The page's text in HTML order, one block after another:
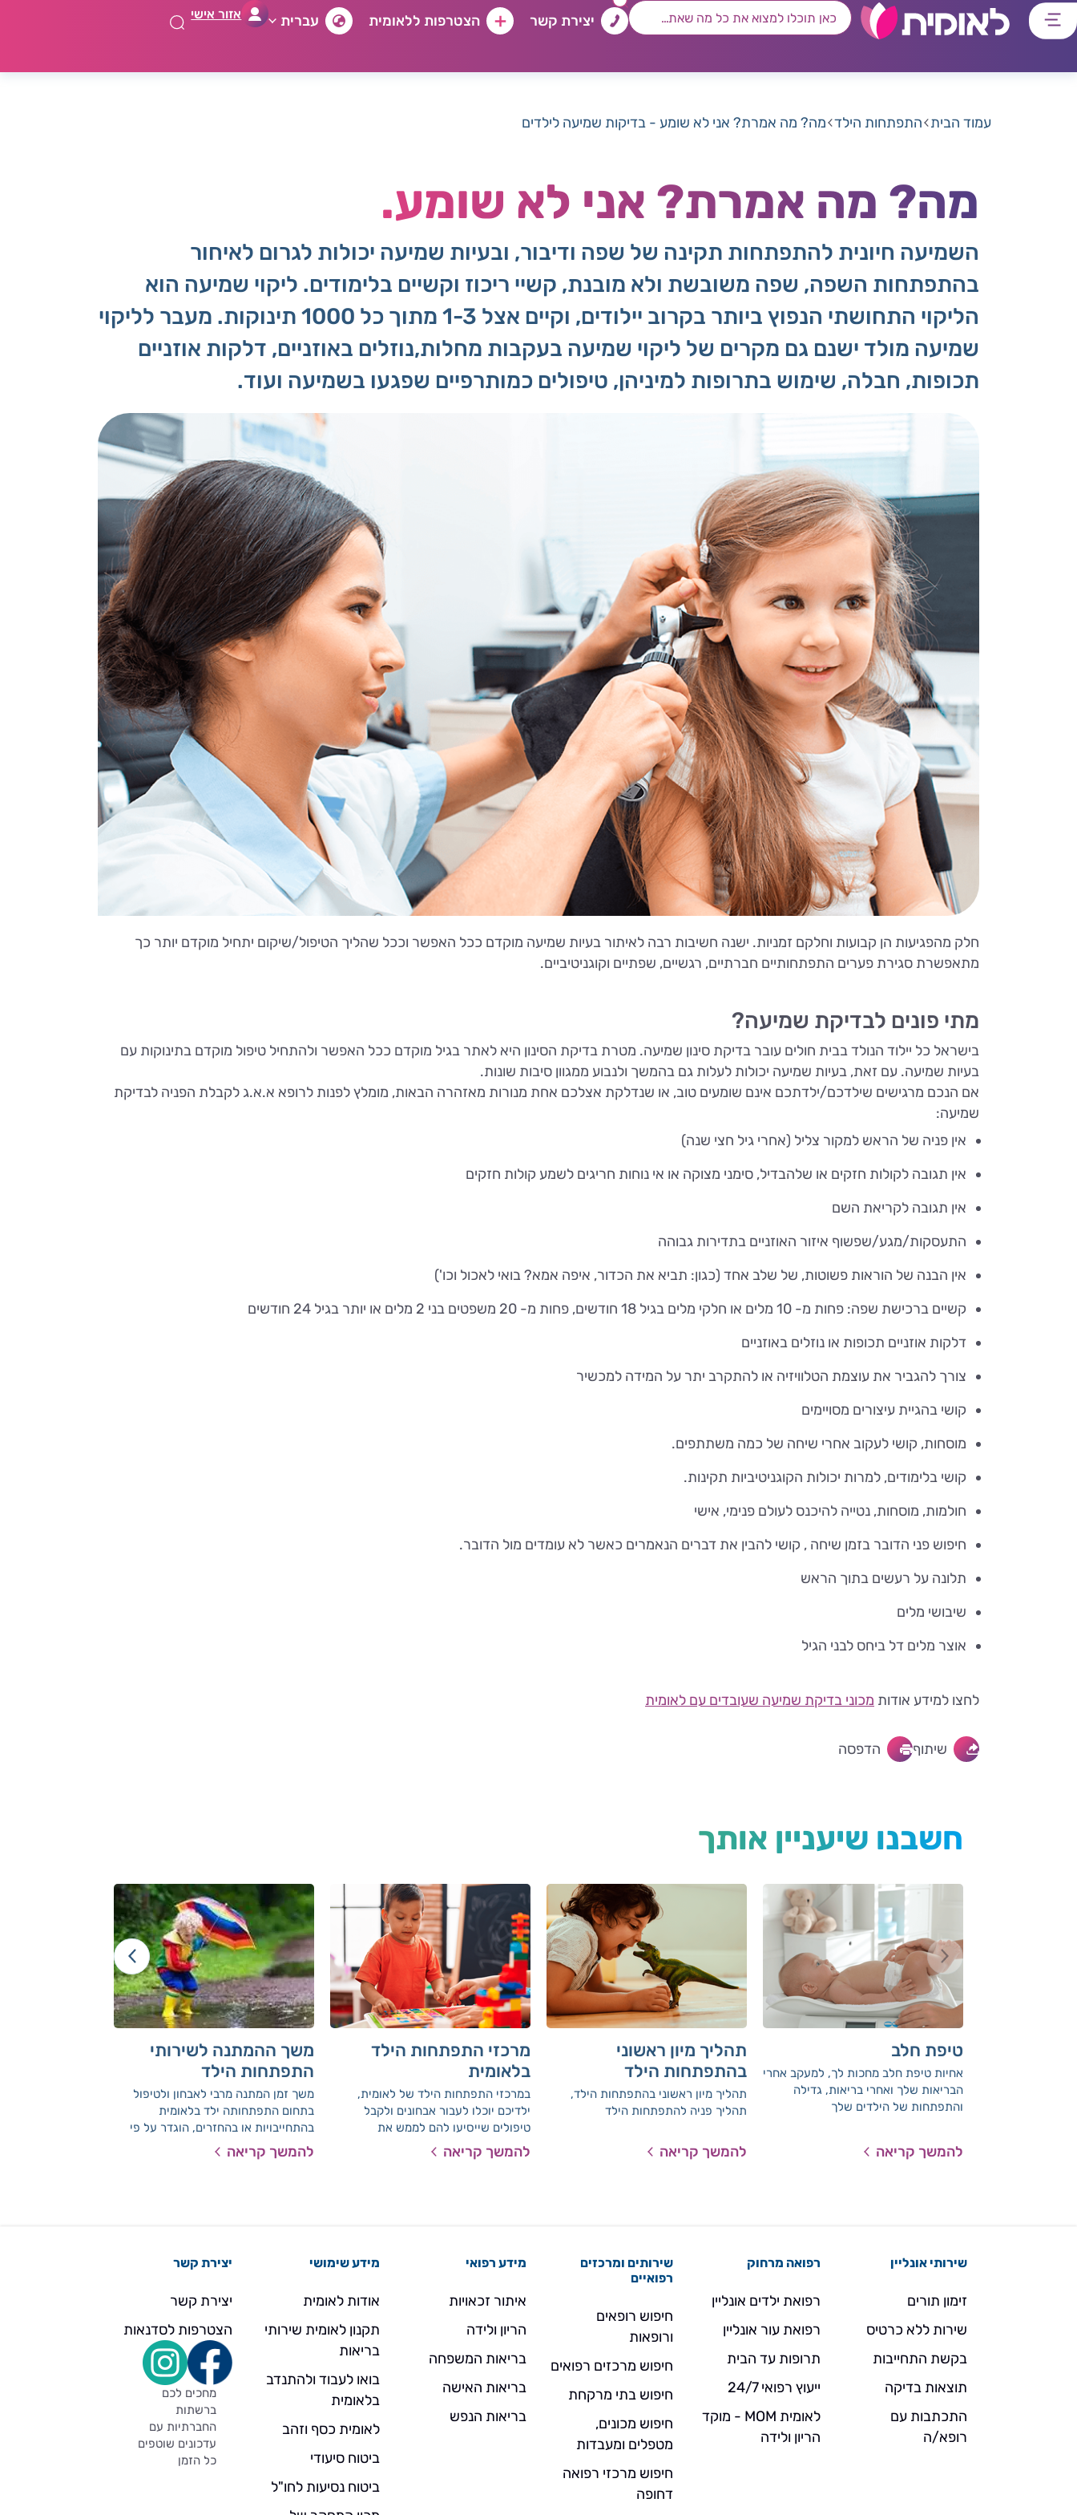
דלג
דלג
דלג
דלג
יצירת קשר הצטרפות ללאומית עברית אזור אישי
עמוד הבית התפתחות הילד מה? מה אמרת? אני לא שומע - בדיקות שמיעה לילדים
מה? מה אמרת? אני לא שומע.
השמיעה חיונית להתפתחות תקינה של שפה ודיבור, ובעיות שמיעה יכולות לגרום לאיחור
בהתפתחות השפה, שפה משובשת ולא מובנת, קשיי ריכוז וקשיים בלימודים. ליקוי שמיעה הוא
הליקוי התחושתי הנפוץ ביותר בקרוב יילודים, וקיים אצל 1-3 מתוך כל 1000 תינוקות. מעבר לליקוי
שמיעה מולד ישנם גם מקרים של ליקוי שמיעה בעקבות מחלות,נוזלים באוזניים, דלקות אוזניים
תכופות, חבלה, שימוש בתרופות למיניהן, טיפולים כמותרפיים שפגעו בשמיעה ועוד.
חלק מהפגיעות הן קבועות וחלקם זמניות. ישנה חשיבות רבה לאיתור בעיות שמיעה מוקדם ככל האפשר וככל שהליך הטיפול/שיקום יתחיל מוקדם יותר כך
מתאפשרת סגירת פערים התפתחותיים חברתיים, רגשיים, שפתיים וקוגניטיביים.
מתי פונים לבדיקת שמיעה?
בישראל כל יילוד הנולד בבית חולים עובר בדיקת סינון שמיעה. מטרת בדיקת הסינון היא לאתר בגיל מוקדם ככל האפשר ולהתחיל טיפול מוקדם בתינוקות עם
בעיות שמיעה. עם זאת, בעיות שמיעה יכולות לעלות גם בהמשך ולנבוע ממגוון סיבות שונות.
אם הנכם מרגישים שילדכם/ילדתכם אינם שומעים טוב, או שנדלקת אצלכם אחת מנורות מאזהרה הבאות, מומלץ לפנות לרופא א.א.ג לקבלת הפניה לבדיקת
שמיעה:
אין פניה של הראש למקור צליל (אחרי גיל חצי שנה)
אין תגובה לקולות חזקים או שלהבדיל, סימני מצוקה או אי נוחות חריגים לשמע קולות חזקים
אין תגובה לקריאת השם
התעסקות/מגע/שפשוף איזור האוזניים בתדירות גבוהה
אין הבנה של הוראות פשוטות, של שלב אחד (כגון: תביא את הכדור, איפה אמא? בואי לאכול וכו')
קשיים ברכישת שפה: פחות מ- 10 מלים או חלקי מלים בגיל 18 חודשים, פחות מ- 20 משפטים בני 2 מלים או יותר בגיל 24 חודשים
דלקות אוזניים תכופות או נוזלים באוזניים
צורך להגביר את עוצמת הטלוויזיה או להתקרב יתר על המידה למכשיר
קושי בהגיית עיצורים מסויימים
מוסחות, קושי לעקוב אחרי שיחה של כמה משתתפים.
קושי בלימודים, למרות יכולות הקוגניטיביות תקינות.
חולמות, מוסחות, נטייה להיכנס לעולם פנימי, אישי
חיפוש פני הדובר בזמן שיחה , קושי להבין את דברים הנאמרים כאשר לא עומדים מול הדובר.
תלונה על רעשים בתוך הראש
שיבושי מלים
אוצר מלים דל ביחס לבני הגיל
לחצו למידע אודות מכוני בדיקת שמיעה שעובדים עם לאומית
שיתוף הדפסה
חשבנו שיעניין אותך
טיפת חלב
אחיות טיפת חלב מחכות לך, למעקב אחרי
הבריאות שלך ואחרי בריאות, גדילה
והתפתחות של הילדים שלך
להמשך קריאה
תהליך מיון ראשוני
בהתפתחות הילד
תהליך מיון ראשוני בהתפתחות הילד,
תהליך פניה להתפתחות הילד
להמשך קריאה
מרכזי התפתחות הילד
בלאומית
במרכזי התפתחות הילד של לאומית,
ילדיכם יוכלו לעבור אבחונים ולקבל
טיפולים שייסיעו להם לממש את
הפוטנציאל האישי ולצמצם פערים
התפתחותיים עם בני ובנות גילם.
להמשך קריאה
משך ההמתנה לשירותי
התפתחות הילד
משך זמן המתנה מרבי לאבחון ולטיפול
בתחום התפתחותה ילד בלאומית
בהתחייבויות או בהחזרים, הוגדר על פי
הנחיות משרד הבריאות
להמשך קריאה
שירותי אונליין
זימון תורים
שירות ללא כרטיס
בקשת התחייבות
תוצאות בדיקה
התכתבות עם
רופא/ה
רפואה מרחוק
רפואת ילדים אונליין
רפואת עור אונליין
תרופות עד הבית
ייעוץ רפואי 24/7
לאומית MOM - מוקד
הריון ולידה
שירותים ומרכזים
רפואיים
חיפוש רופאים
ורופאות
חיפוש מרכזים רפואים
חיפוש בתי מרקחת
חיפוש מכונים,
מטפלים ומעבדות
חיפוש מרכזי רפואה
דחופה
מידע רפואי
איתור זכאויות
הריון ולידה
בריאות המשפחה
בריאות האישה
בריאות הנפש
מידע שימושי
אודות לאומית
תקנון לאומית שירותי
בריאות
בואו לעבוד ולהתנדב
בלאומית
לאומית כסף וזהב
ביטוח סיעודי
ביטוח נסיעות לחו"ל
יצירת קשר
יצירת קשר
הצטרפות לסדנאות
מחכים לכם
ברשתות
החברתיות עם
עדכונים שוטפים
כל הזמן